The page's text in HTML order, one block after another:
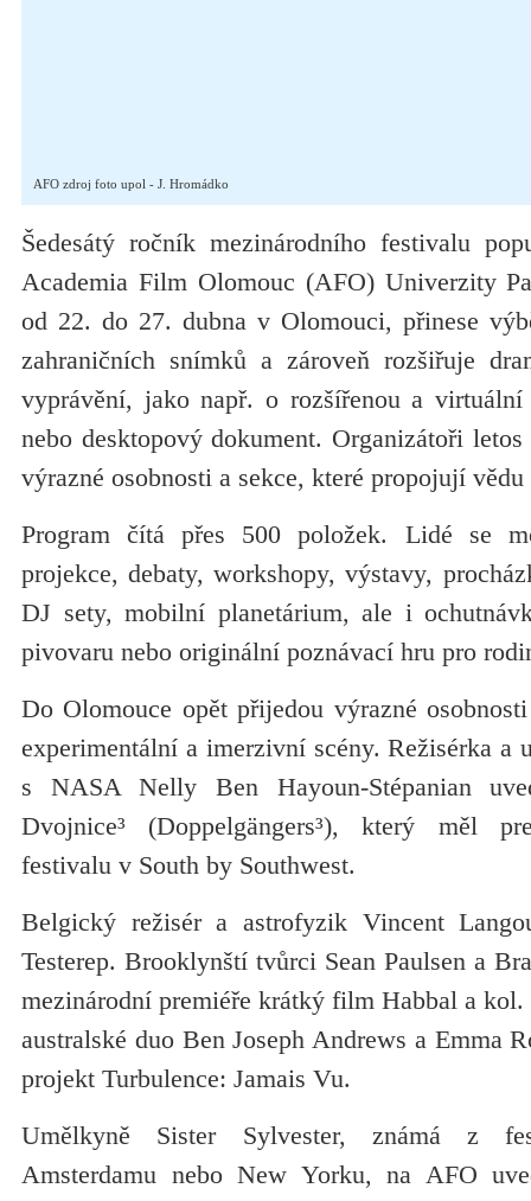
AFO zdroj foto upol - J. Hromádko
Šedesátý ročník mezinárodního festivalu
Academia Film Olomouc (AFO) Univerzity
od 22. do 27. dubna v Olomouci, přinese
zahraničních snímků a zároveň rozšiřuje
vyprávění, jako např. o rozšířenou a
nebo desktopový dokument. Organizátoři
výrazné osobnosti a sekce, které propojují
Program čítá přes 500 položek. Lidé se
projekce, debaty, workshopy, výstavy,
DJ sety, mobilní planetárium, ale i
pivovaru nebo originální poznávací hru pro
Do Olomouce opět přijedou výrazné
experimentální a imerzivní scény. Režisérka a
s NASA Nelly Ben Hayoun-Stépanian
Dvojnice³ (Doppelgängers³), který měl
festivalu v South by Southwest.
Belgický režisér a astrofyzik Vincent
Testerep. Brooklynští tvůrci Sean Paulsen a
mezinárodní premiéře krátký film Habbal a
australské duo Ben Joseph Andrews a Emma
projekt Turbulence: Jamais Vu.
Umělkyně Sister Sylvester, známá z
Amsterdamu nebo New Yorku, na AFO